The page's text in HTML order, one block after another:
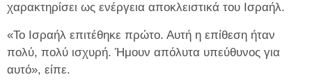
χαρακτηρίσει ως ενέργεια αποκλειστικά του Ισραήλ.
«Το Ισραήλ επιτέθηκε πρώτο. Αυτή η επίθεση ήταν
πολύ, πολύ ισχυρή. Ήμουν απόλυτα υπεύθυνος για
αυτό», είπε.